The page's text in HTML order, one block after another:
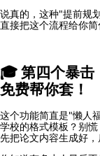
说真的，这种"提前规
直接把这个流程给你简
🎓 第四个暴击
免费帮你套！
这个功能简直是"懒人
学校的格式模板？别
先把论文内容生成好